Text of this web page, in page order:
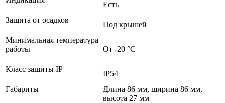
Есть
Защита от осадков
Под крышей
Минимальная температура
работы
От -20 °С
Класс защиты IP
IP54
Габариты
Длина 86 мм, ширина 86 мм,
высота 27 мм